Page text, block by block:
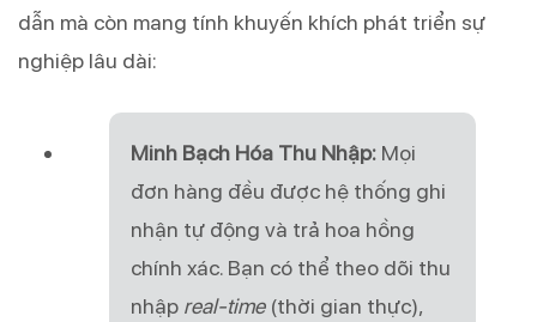
dẫn mà còn mang tính khuyến khích phát triển sự
nghiệp lâu dài:
Minh Bạch Hóa Thu Nhập: Mọi
đơn hàng đều được hệ thống ghi
nhận tự động và trả hoa hồng
chính xác. Bạn có thể theo dõi thu
nhập real-time(thời gian thực),